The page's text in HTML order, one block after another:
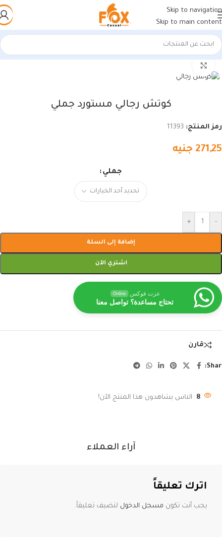
Skip to navigation
Skip to main content
الرئيسية/أحذية رجالي/كوتشي رجالي
كوتش رجالي مستورد جملي
رمز المنتج: 11393
271,25 جنيه
جملي
-
+
إضافة إلى السلة
اشتري الآن
عزت فوكس Online
تحتاج مساعدة؟ تواصل معنا
قارن
8 الناس يشاهدون هذا المنتج الآن!
آراء العملاء
اترك تعليقاً
يجب أنت تكون مسجل الدخول لتضيف تعليقاً.